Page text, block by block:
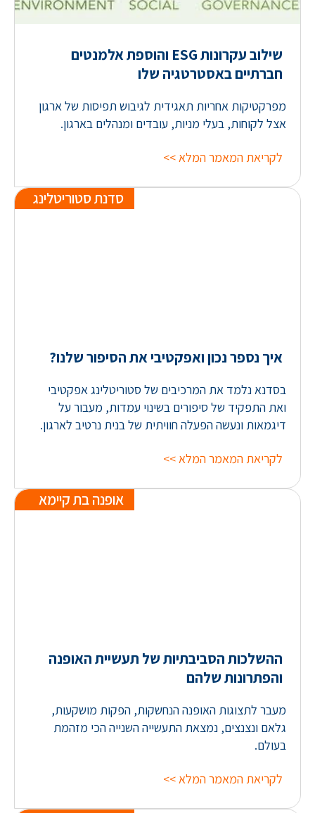
שילוב עקרונות ESG והוספת אלמנטים
חברתיים באסטרטגיה שלו
מפרקטיקות אחריות תאגידית לגיבוש תפיסות של ארגון
אצל לקוחות, בעלי מניות, עובדים ומנהלים בארגון.
לקריאת המאמר המלא >>
איך נספר נכון ואפקטיבי את הסיפור שלנו?
סדנת סטוריטלינג
בסדנא נלמד את המרכיבים של סטוריטלינג אפקטיבי
ואת התפקיד של סיפורים בשינוי עמדות, מעבור על
דיגמאות ונעשה הפעלה חוויתית של בנית נרטיב לארגון.
לקריאת המאמר המלא >>
ההשלכות הסביבתיות של תעשיית האופנה
והפתרונות שלהם
אופנה בת קיימא
מעבר לתצוגות האופנה הנחשקות, הפקות מושקעות,
גלאם ונצנצים, נמצאת התעשייה השנייה הכי מזהמת
בעולם.
לקריאת המאמר המלא >>